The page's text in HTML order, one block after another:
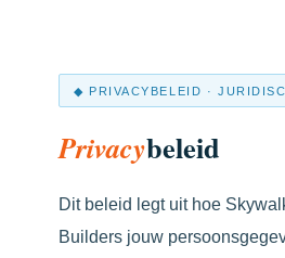
◆ PRIVACYBELEID ·
Privacybeleid
Dit beleid legt uit hoe
Builders jouw